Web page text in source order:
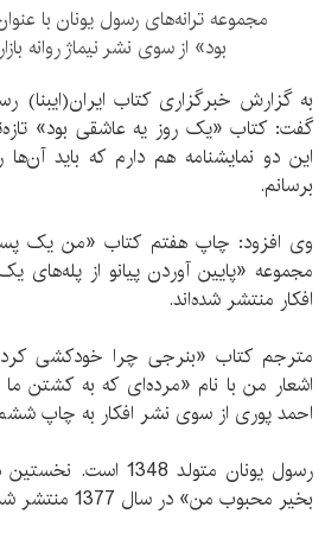
مجموعه ترانه‌های رسول یونان با
بود» از سوی نشر نیماژ روانه
به گزارش خبرگزاری کتاب ایران(ایبنا)
گفت: کتاب «یک روز یه عاشقی بود»
اين دو نمایشنامه هم دارم که باید
برسانم.
وی افزود: چاپ هفتم کتاب «من یک
مجموعه «پایین آوردن پیانو از
افکار منتشر شده‌اند.
مترجم کتاب «بنرجی چرا خودکشی
اشعار من با نام «مرده‌ای که به کشتن ما
احمد پوری از سوی نشر افکار به چاپ
رسول یونان متولد
بخیر محبوب من» در سال 1377 منتشر شد.